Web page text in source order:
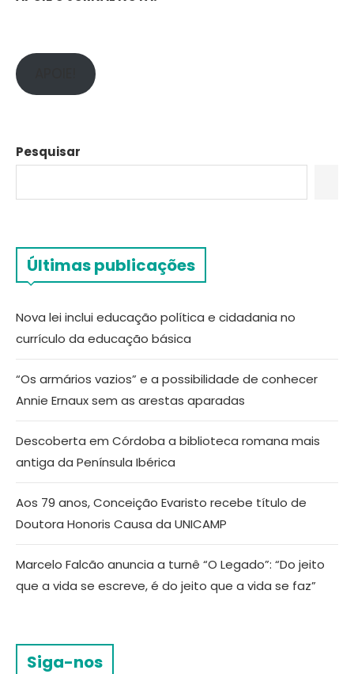
Pesquisar
Últimas publicações
Nova lei inclui educação política e cidadania no
currículo da educação básica
“Os armários vazios” e a possibilidade de conhecer
Annie Ernaux sem as arestas aparadas
Descoberta em Córdoba a biblioteca romana mais
antiga da Península Ibérica
Aos 79 anos, Conceição Evaristo recebe título de
Doutora Honoris Causa da UNICAMP
Marcelo Falcão anuncia a turnê “O Legado”: “Do jeito
que a vida se escreve, é do jeito que a vida se faz”
Siga-nos